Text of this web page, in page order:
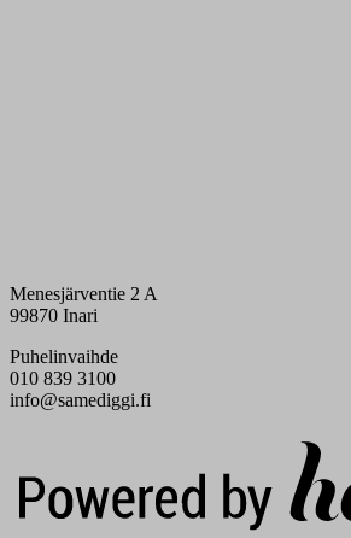
Menesjärventie 2 A
99870 Inari
Puhelinvaihde
010 839 3100
info@samediggi.fi